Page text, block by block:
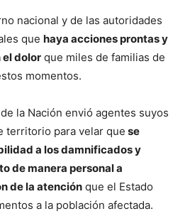
nacional y de las autoridades
que haya acciones prontas y
el dolor que miles de familias de
momentos.
la Nación envió agentes suyos
territorio para velar que se
a los damnificados y
de manera personal a
de la atención que el Estado
a la población afectada.